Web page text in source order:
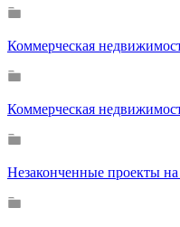
Коммерческая
Коммерческая
Незаконченные проекты